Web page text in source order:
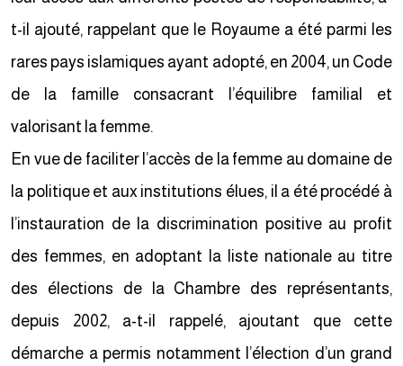
t-il ajouté, rappelant que le Royaume a été parmi les
rares pays islamiques ayant adopté, en 2004, un Code
de la famille consacrant l’équilibre familial et
valorisant la femme.
En vue de faciliter l’accès de la femme au domaine de
la politique et aux institutions élues, il a été procédé à
l’instauration de la discrimination positive au profit
des femmes, en adoptant la liste nationale au titre
des élections de la Chambre des représentants,
depuis 2002, a-t-il rappelé, ajoutant que cette
démarche a permis notamment l’élection d’un grand